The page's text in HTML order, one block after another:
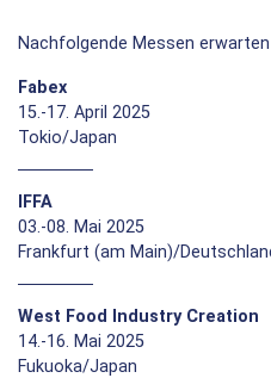
Nachfolgende Messen
Fabex
15.-17. April 2025
Tokio/Japan
IFFA
03.-08. Mai 2025
Frankfurt (am Main)/
West Food Industry Creation
14.-16. Mai 2025
Fukuoka/Japan